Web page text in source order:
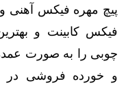
پیچ مهره فیکس آهنی
فیکس کابینت و
چوبی را به صورت
و خورده فروشی در